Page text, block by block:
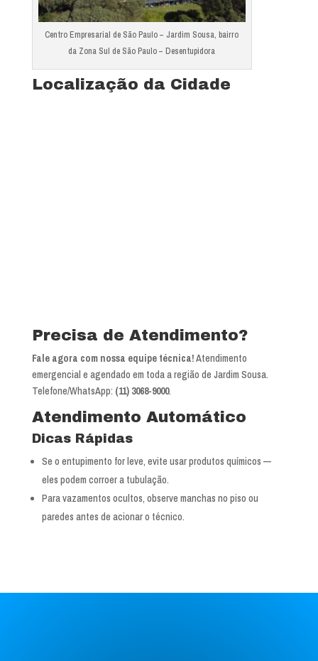
Centro Empresarial de São Paulo – Jardim Sousa, bairro
da Zona Sul de São Paulo – Desentupidora
Localização da Cidade
Precisa de Atendimento?
Fale agora com nossa equipe técnica!Atendimento
emergencial e agendado em toda a região de Jardim Sousa.
Telefone/WhatsApp: (11) 3068-9000.
Atendimento Automático
Dicas Rápidas
Se o entupimento for leve, evite usar produtos químicos —
eles podem corroer a tubulação.
Para vazamentos ocultos, observe manchas no piso ou
paredes antes de acionar o técnico.